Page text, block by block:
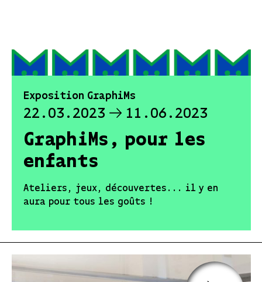
Exposition GraphiMs
22.03.2023 11.06.2023
GraphiMs, pour les
enfants
Ateliers, jeux, découvertes... il y en
aura pour tous les goûts !